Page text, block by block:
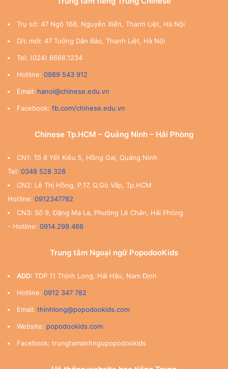
Trụ sở: 47 Ngõ 168, Nguyễn Xiển, Thanh Liệt, Hà Nội
D/c mới: 47 Tưởng Dân Bảo, Thanh Liệt, Hà Nội
Tel: (024) 6668.1234
Hotline: 0989 543 912
Email: hanoi@chinese.edu.vn
Facebook: fb.com/chinese.edu.vn
Chinese Tp.HCM – Quảng Ninh – Hải Phòng
CN1: Tổ 8 Yết Kiêu 5, Hồng Gai, Quảng Ninh
Tel: 0348 528 328
CN2: Lê Thị Hồng, P.17, Q.Gò Vấp, Tp.HCM
Hotline: 0912347782
CN3: Số 9, Đặng Ma La, Phường Lê Chân, Hải Phòng
- Hotline: 0914.299.466
Trung tâm Ngoại ngữ PopodooKids
ADD: TDP 11 Thịnh Long, Hải Hậu, Nam Định
Hotline: 0912 347 782
Email: thinhlong@popodookids.com
Website: popodookids.com
Facebook: trungtamanhngupopodookids